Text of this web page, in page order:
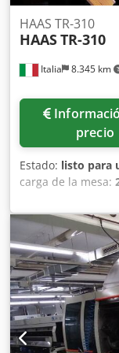
Italia 8.345 km
HAAS TR-310
HAASTR-310
Información de
precio
Estado: listo para
carga de la mesa:
310 de 5 ejes se
de mesa de 310
y puede soportar
velocidad de
recorrido de
complejas. Si
alta calidad,
tenemos a la
obtener más
Nuevo, nunca